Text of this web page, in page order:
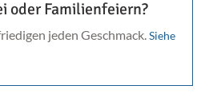
oder Familienfeiern?
jeden Geschmack.Siehe